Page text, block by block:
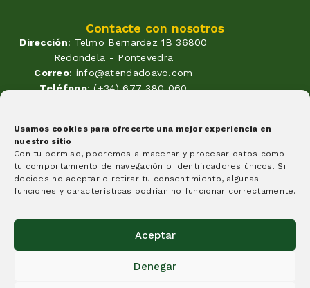
Usamos cookies para ofrecerte una mejor experiencia en
nuestro sitio .
Con tu permiso, podremos almacenar y procesar datos como
tu comportamiento de navegación o identificadores únicos. Si
decides no aceptar o retirar tu consentimiento, algunas
funciones y características podrían no funcionar correctamente.
Aceptar
Denegar
idea es un granito de arena, y nuestra apuesta por
Contacte con nosotros
Dirección: Telmo Bernardez 1B 36800
Redondela - Pontevedra
Correo: info@atendadoavo.com
Teléfono: (+34) 677 380 060
09:30 a 14:00 y de 17:00 a 20:00
Sabados de 09:30 a 14:00
Formas de pago